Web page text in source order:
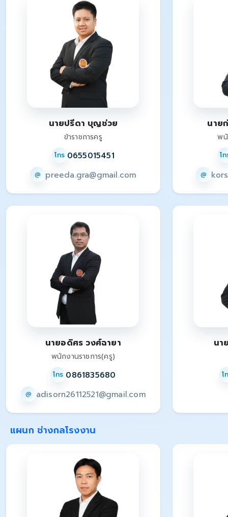
นายปรีดา บุญช่วย
ข้าราชการครู
โทร 0655015451
@ preeda.gra@gmail.com
นาย
พนั
โ
@
นายอดิศร วงศ์ฉายา
พนักงานราชการ(ครู)
โทร 0861835680
@ adisorn26112521@gmail.com
นา
โ
แผนก ช่างกลโรงงาน